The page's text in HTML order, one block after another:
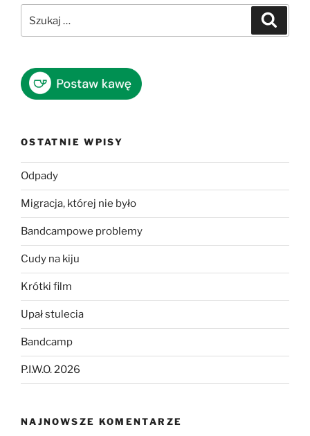
OSTATNIE WPISY
Odpady
Migracja, której nie było
Bandcampowe problemy
Cudy na kiju
Krótki film
Upał stulecia
Bandcamp
P.I.W.O. 2026
NAJNOWSZE KOMENTARZE